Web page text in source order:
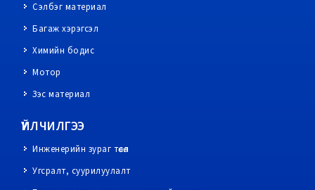
Сэлбэг материал
Багаж хэрэгсэл
Химийн бодис
Мотор
Зэс материал
ҮЙЛЧИЛГЭЭ
Инженерийн зураг төсөл
Угсралт, суурилуулалт